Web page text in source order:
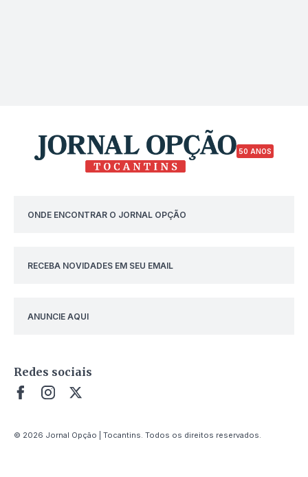
50 ANOS
ONDE ENCONTRAR O JORNAL OPÇÃO
RECEBA NOVIDADES EM SEU EMAIL
ANUNCIE AQUI
Redes sociais
© 2026 Jornal Opção | Tocantins. Todos os direitos reservados.